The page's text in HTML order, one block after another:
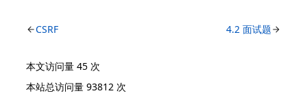
CSRF 4.2 面试题
本文访问量45 次
本站总访问量93812 次